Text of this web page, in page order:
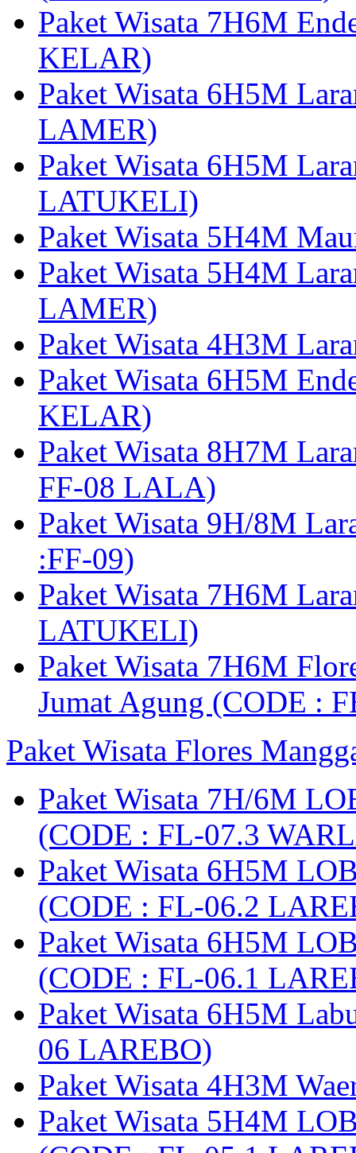
Paket Wisata 7H6M
KELAR)
Paket Wisata 6H5M
LAMER)
Paket Wisata 6H5M
LATUKELI)
Paket Wisata 5H4M
Paket Wisata 5H4M
LAMER)
Paket Wisata 4H3M
Paket Wisata 6H5M
KELAR)
Paket Wisata 8H7M
FF-08 LALA)
Paket Wisata 9H/8M
:FF-09)
Paket Wisata 7H6M
LATUKELI)
Paket Wisata 7H6M
Jumat Agung (CODE :
Paket Wisata Flores
Paket Wisata 7H/6M
(CODE : FL-07.3
Paket Wisata 6H5M
(CODE : FL-06.2
Paket Wisata 6H5M
(CODE : FL-06.1
Paket Wisata 6H5M
06 LAREBO)
Paket Wisata 4H3M
Paket Wisata 5H4M